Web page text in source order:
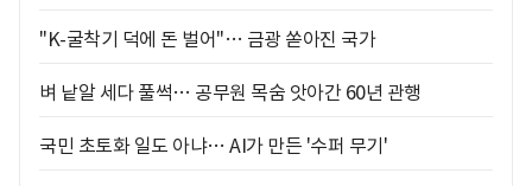
"K-굴착기 덕에 돈 벌어"… 금광 쏟아진 국가
벼 낱알 세다 풀썩… 공무원 목숨 앗아간 60년 관행
국민 초토화 일도 아냐… AI가 만든 '수퍼 무기'